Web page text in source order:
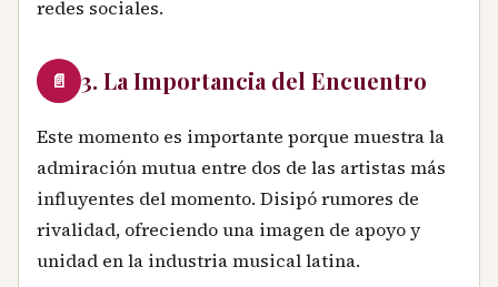
redes sociales.
📄 3. La Importancia del Encuentro
Este momento es importante porque muestra la
admiración mutua entre dos de las artistas más
influyentes del momento. Disipó rumores de
rivalidad, ofreciendo una imagen de apoyo y
unidad en la industria musical latina.